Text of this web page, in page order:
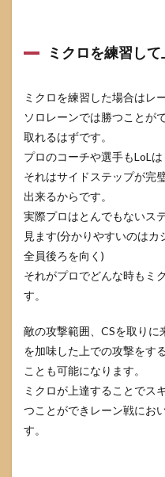
ミクロを練習し
ミクロを練習した場合はレ
ソロレーンでは勝つことが
取れるはずです。
プロのコーチや選手もLoL
それはサイドステップが完
出来るからです。
実際プロはとんでもないス
見ます(分かりやすいのは
全員後ろを向く)
それがプロでどんな時もミ
す。
敵の攻撃範囲、CSを取り
を加味した上での攻撃をす
ことも可能になります。
ミクロが上達することでス
つことができレーン戦にお
す。